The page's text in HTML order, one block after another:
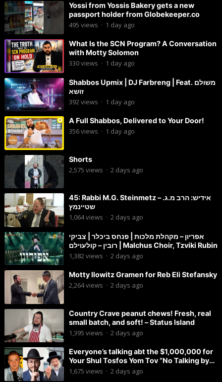
Yossi from Yossis Bakery gets a new
passport holder from Globekeeper.co
495 views · 1 day ago
What Is the SCN Program? A Conversation
with Motty Solomon
330views · 1 day ago
Shabbos Upmix | DJ Farbreng | Feat. משולם
זושא
392 views · 1 day ago
A Full Shabbos, Delivered to Your Door!
356views · 1 day ago
Shorts
2,575 views · 2 days ago
45: Rabbi M.G. Steinmetz – אידיש: הרב מ.ג.
שטיינמץ
1,064views · 2 days ago
אפריון – מקהלת מלכות | פנחס ביכלר | צביקי
רובין – קולעוילם | Malchus Choir, Tzviki Rubin
1,382 views · 2 days ago
Motty Ilowitz Gramen for Reb Eli Stefansky
2,264views · 2 days ago
Country Crave peanut chews! Fresh, real
small batch, and soft! – Status Island
1,395 views · 2 days ago
Everyone’s talking abt the $1,000,000 for
Your Shul Tosfos Yom Tov “No Talking by
Davening” movement
1,675 views · 2 days ago